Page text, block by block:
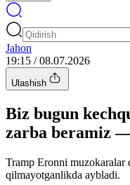
Jahon
19:15 / 08.07.2026
Ulashish
Biz bugun
zarba beramiz
Tramp Eronni muzokaralar
qilmayotganlikda aybladi.